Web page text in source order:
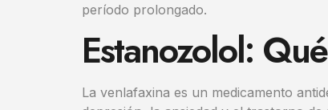
período prolongado.
Estanozolol:
La venlafaxina es un medicamento